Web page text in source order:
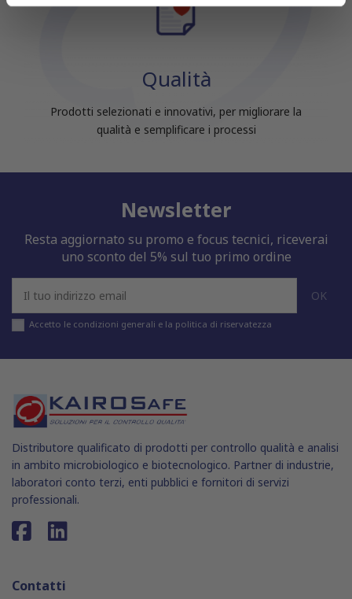
informazioni sul modo in cui utilizzi il nostro sito con i
nostri partner che si occupano di analisi dei dati web,
con altre informazioni che hai fornito loro o che hanno
raccolto dal tuo utilizzo dei loro servizi.
Qualità
Prodotti selezionati e innovativi, per migliorare la
qualità e semplificare i processi
Newsletter
Resta aggiornato su promo e focus tecnici, riceverai
uno sconto del 5% sul tuo primo ordine
Accetto le condizioni generali e la politica di riservatezza
Distributore qualificato di prodotti per controllo qualità e analisi
in ambito microbiologico e biotecnologico. Partner di industrie,
laboratori conto terzi, enti pubblici e fornitori di servizi
professionali.
Contatti